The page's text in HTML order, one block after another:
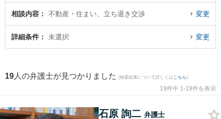
日や夜間に発生した立ち退き交渉のトラブルを今すぐに弁護士に相談したい』
『立ち退き交渉のトラブル解決の実績豊富な近くの弁護士を検索したい』『初
回相談無料で立ち退き交渉を法律相談できる和歌山県内の弁護士に相談予約し
相談内容 不動産・住まい、立ち退き交渉 変更
詳細条件 未選択 変更
19 人の弁護士が見つかりました (検索結果について詳しくは こちら)
19件中 1-19件を表示
石原 詢二 弁護士